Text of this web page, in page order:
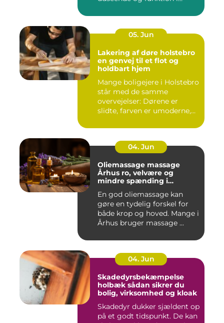
05. Jun
Lakering af døre holstebro
en genvej til et flot og
holdbart hjem
Mange boligejere i Holstebro
står med de samme
overvejelser: Dørene er
slidte, farven er umoderne,
04. Jun
Oliemassage massage
Århus ro, velvære og
mindre spænding i
En god oliemassage kan
gøre en tydelig forskel for
både krop og hoved. Mange i
Århus bruger massage ...
04. Jun
Skadedyrsbekæmpelse
holbæk sådan sikrer du
bolig, virksomhed og kloak
Skadedyr dukker sjældent op
på et godt tidspunkt. De kan